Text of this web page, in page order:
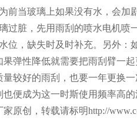
当玻璃上如果没有水，会加
脏，先用雨刮的喷水电机喷
位，缺失时及时补充。另外：
弹性降低就需要把雨刮臂一
较好的雨刮，也要一年更换
便成为这一时斯使用频率高的
家原创，转载请标明http://